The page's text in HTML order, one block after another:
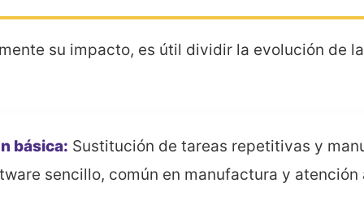
su impacto, es útil dividir la evolución de
básica: Sustitución de tareas repetitivas y
sencillo, común en manufactura y